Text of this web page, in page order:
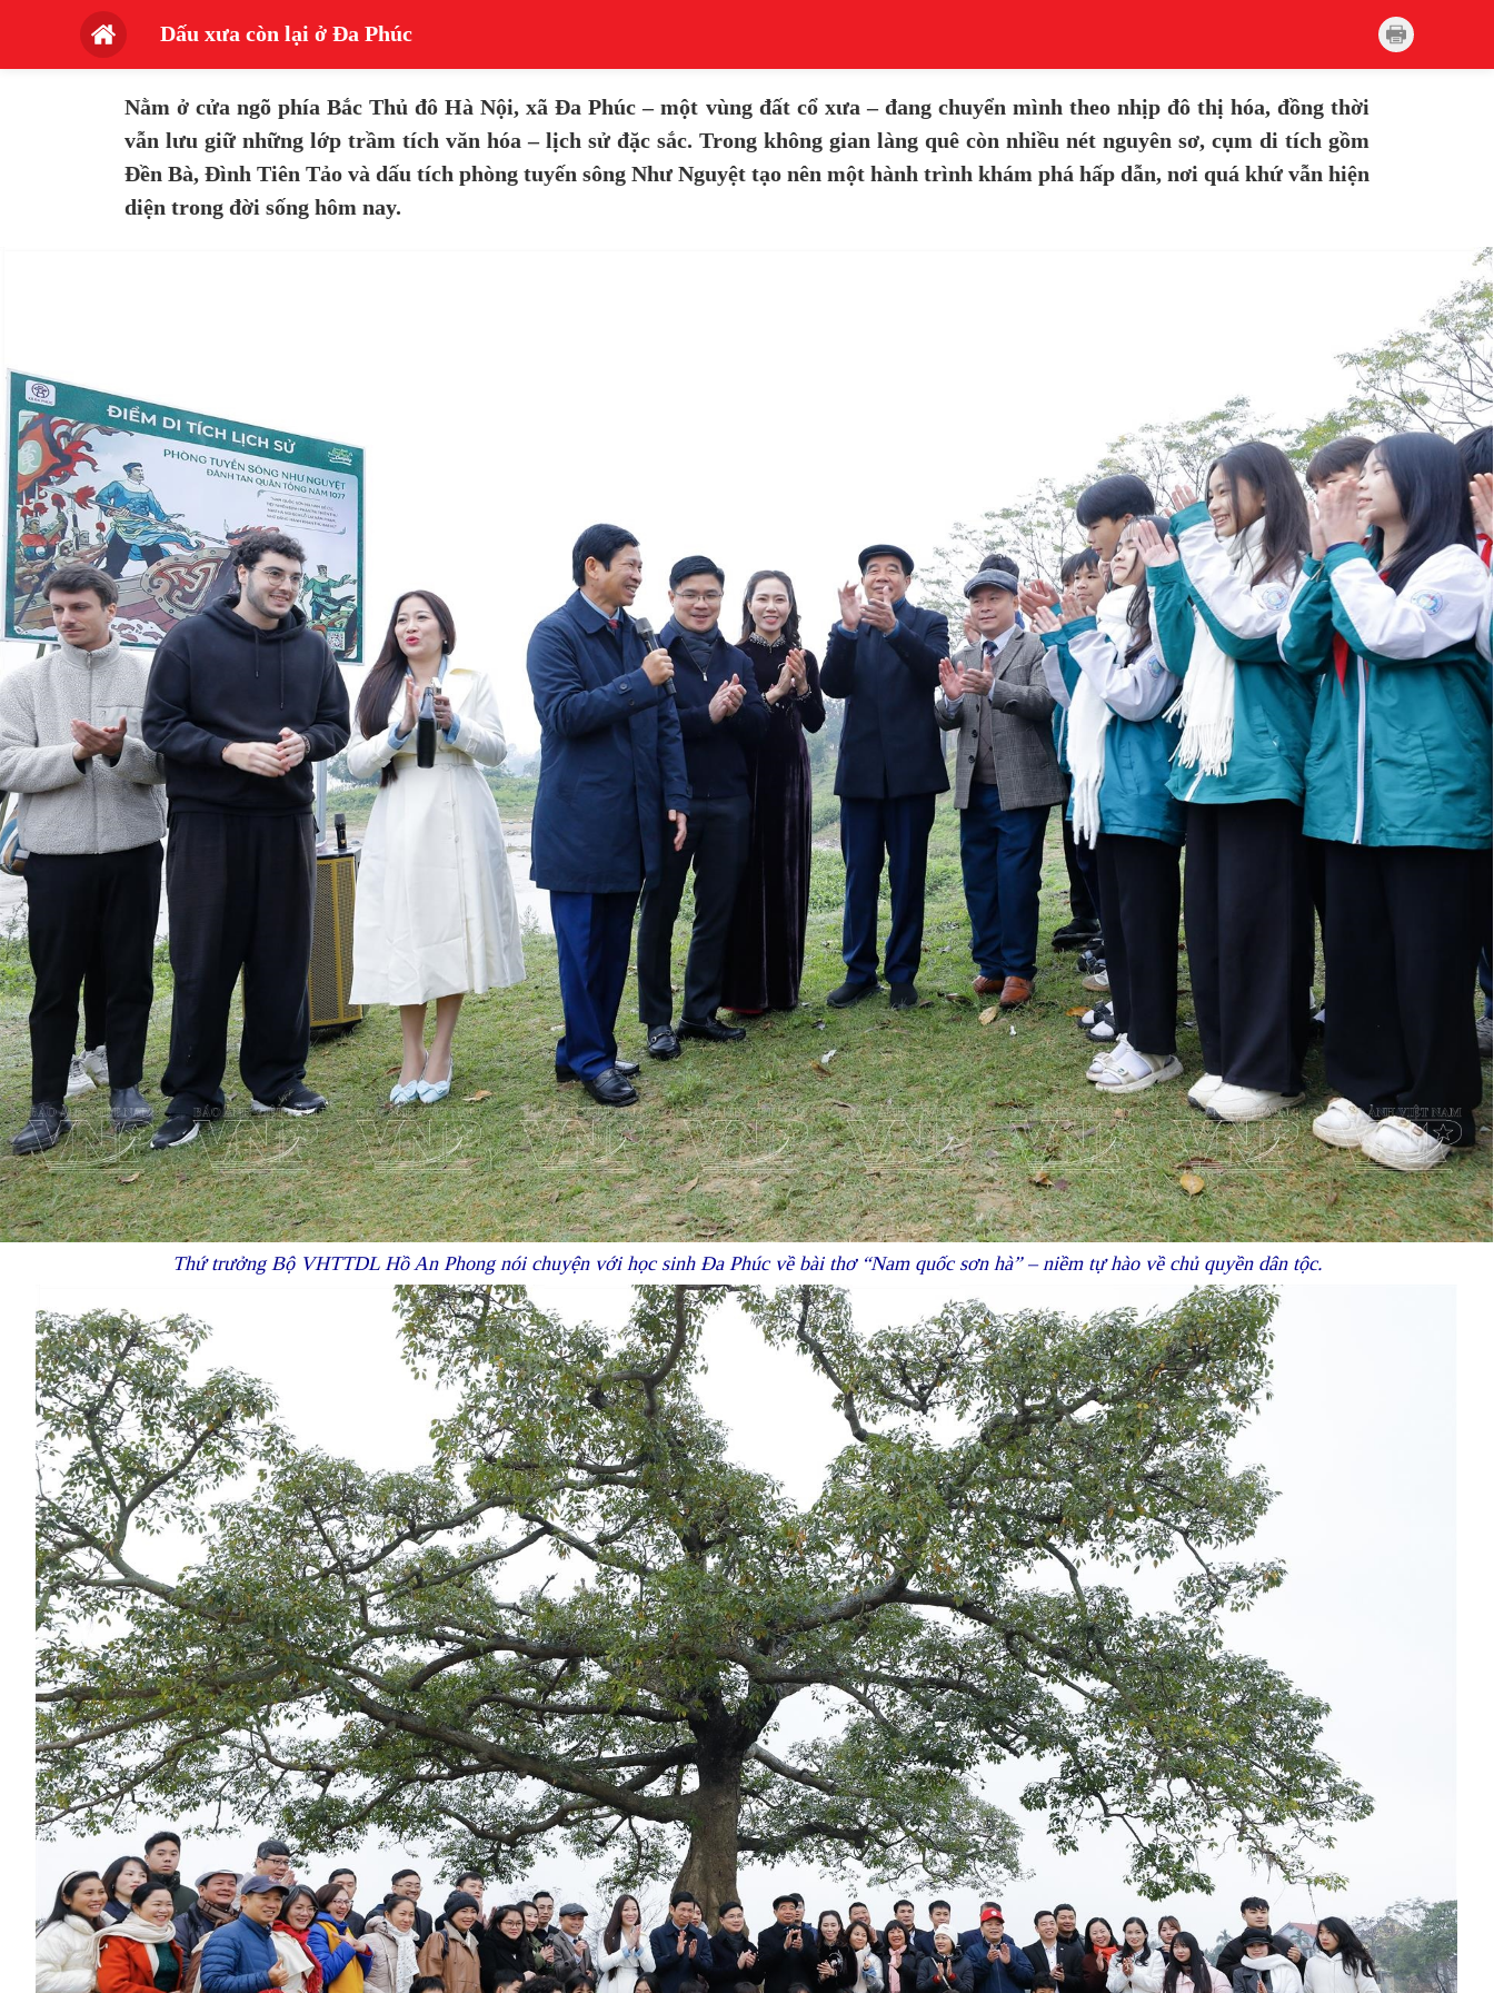
Dấu xưa còn lại ở Đa Phúc
Nằm ở cửa ngõ phía Bắc Thủ đô Hà Nội, xã Đa Phúc – một vùng đất cổ xưa – đang chuyển mình theo nhịp đô thị hóa, đồng thời
vẫn lưu giữ những lớp trầm tích văn hóa – lịch sử đặc sắc. Trong không gian làng quê còn nhiều nét nguyên sơ, cụm di tích gồm
Đền Bà, Đình Tiên Tảo và dấu tích phòng tuyến sông Như Nguyệt tạo nên một hành trình khám phá hấp dẫn, nơi quá khứ vẫn hiện
diện trong đời sống hôm nay.
Thứ trưởng Bộ VHTTDL Hồ An Phong nói chuyện với học sinh Đa Phúc về bài thơ “Nam quốc sơn hà” – niềm tự hào về chủ quyền dân tộc.